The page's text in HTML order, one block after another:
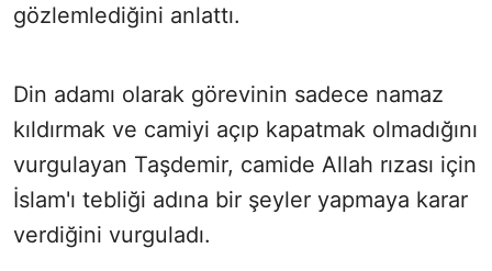
gözlemlediğini anlattı.
Din adamı olarak görevinin sadece namaz
kıldırmak ve camiyi açıp kapatmak olmadığını
vurgulayan Taşdemir, camide Allah rızası için
İslam'ı tebliği adına bir şeyler yapmaya karar
verdiğini vurguladı.